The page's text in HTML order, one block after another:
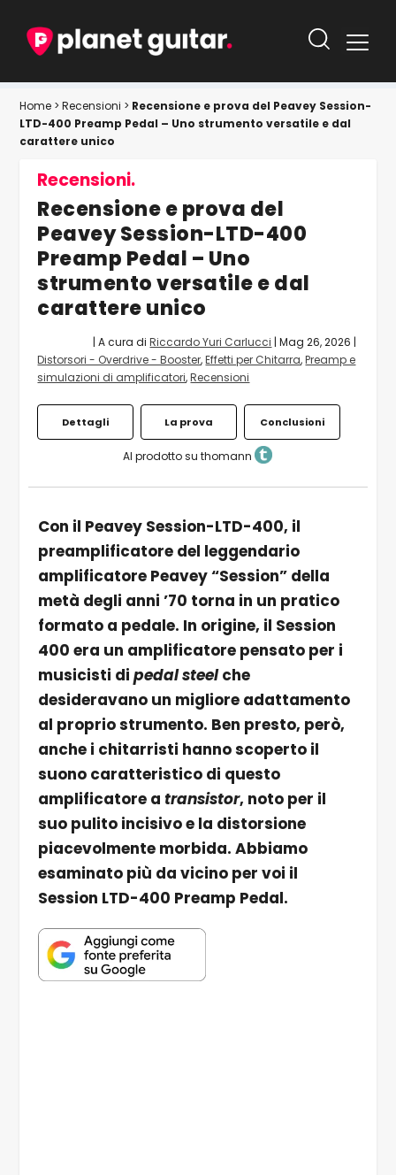
Home >Recensioni > Recensione e prova del Peavey Session-
LTD-400 Preamp Pedal – Uno strumento versatile e dal
carattere unico
Recensioni.
Recensione e prova del
Peavey Session-LTD-400
Preamp Pedal – Uno
strumento versatile e dal
carattere unico
| A cura diRiccardo Yuri Carlucci |Mag 26, 2026 |
Distorsori - Overdrive - Booster,Effetti per Chitarra,Preamp e
simulazioni di amplificatori,Recensioni
Dettagli La prova Conclusioni
Al prodotto su thomann
Con il Peavey Session-LTD-400, il
preamplificatore del leggendario
amplificatore Peavey “Session” della
metà degli anni ’70 torna in un pratico
formato a pedale. In origine, il Session
400 era un amplificatore pensato per i
musicisti di pedal steelche
desideravano un migliore adattamento
al proprio strumento. Ben presto, però,
anche i chitarristi hanno scoperto il
suono caratteristico di questo
amplificatore a transistor, noto per il
suo pulito incisivo e la distorsione
piacevolmente morbida. Abbiamo
esaminato più da vicino per voi il
Session LTD-400 Preamp Pedal.